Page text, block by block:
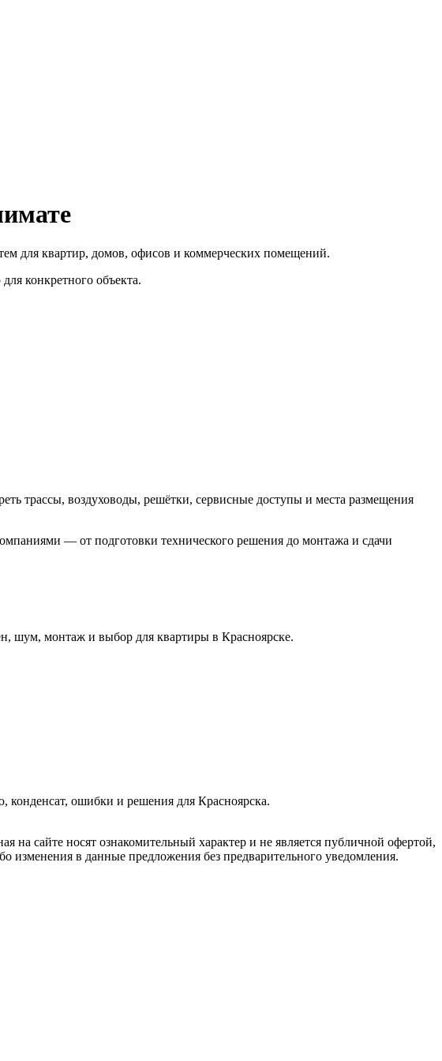
для квартир, домов, офисов и коммерческих помещений.
конкретного объекта.
трассы, воздуховоды, решётки, сервисные доступы и места размещения
— от подготовки технического решения до монтажа и сдачи
шум, монтаж и выбор для квартиры в Красноярске.
конденсат, ошибки и решения для Красноярска.
сайте носят ознакомительный характер и не является публичной офертой,
изменения в данные предложения без предварительного уведомления.